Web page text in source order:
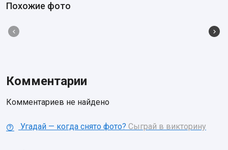
Похожие фото
Комментарии
Комментариев не найдено
Угадай — когда снято фото? Сыграй в викторину